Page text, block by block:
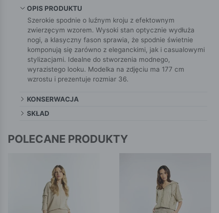
OPIS PRODUKTU
Szerokie spodnie o luźnym kroju z efektownym
zwierzęcym wzorem. Wysoki stan optycznie wydłuża
nogi, a klasyczny fason sprawia, że spodnie świetnie
komponują się zarówno z eleganckimi, jak i casualowymi
stylizacjami. Idealne do stworzenia modnego,
wyrazistego looku. Modelka na zdjęciu ma 177 cm
wzrostu i prezentuje rozmiar 36.
KONSERWACJA
SKŁAD
POLECANE PRODUKTY